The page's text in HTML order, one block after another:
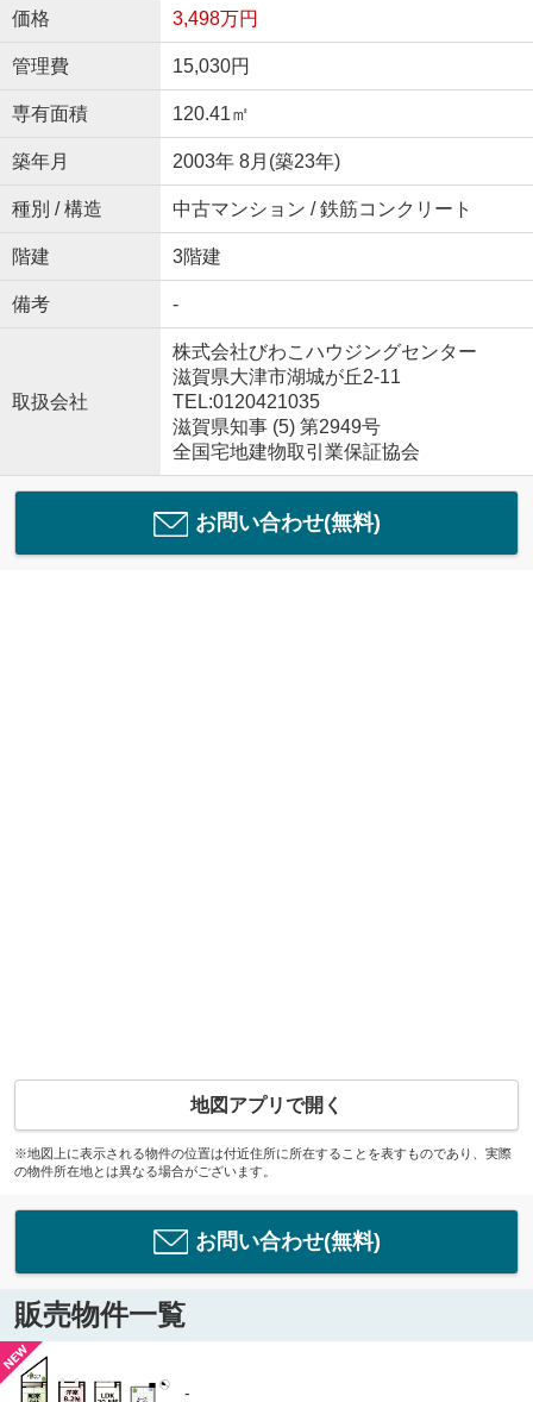
価格 3,498万円
管理費 15,030円
専有面積 120.41㎡
築年月 2003年 8月(築23年)
種別 / 構造 中古マンション / 鉄筋コンクリート
階建 3階建
備考 -
取扱会社
株式会社びわこハウジングセンター
滋賀県大津市湖城が丘2-11
TEL:0120421035
滋賀県知事 (5) 第2949号
全国宅地建物取引業保証協会
お問い合わせ(無料)
地図アプリで開く
※地図上に表示される物件の位置は付近住所に所在することを表すものであり、実際
の物件所在地とは異なる場合がございます。
お問い合わせ(無料)
販売物件一覧
-